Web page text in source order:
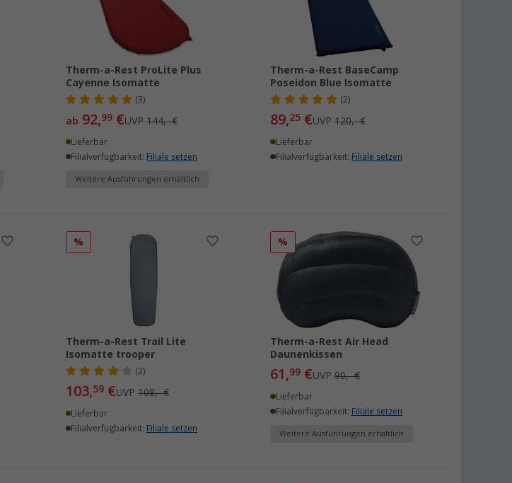
Therm-a-Rest ProLite Plus
Cayenne Isomatte
(3)
ab 92,99€UVP144,- €
Lieferbar
Filialverfügbarkeit: Filiale setzen
Weitere Ausführungen erhältlich
Therm-a-Rest BaseCamp
Poseidon Blue Isomatte
(2)
89,25 €UVP120,- €
Lieferbar
Filialverfügbarkeit: Filiale setzen
%
Therm-a-Rest Trail Lite
Isomatte trooper
(2)
103,59€UVP108,- €
Lieferbar
Filialverfügbarkeit: Filiale setzen
%
Therm-a-Rest Air Head
Daunenkissen
61,99 €UVP90,- €
Lieferbar
Filialverfügbarkeit: Filiale setzen
Weitere Ausführungen erhältlich